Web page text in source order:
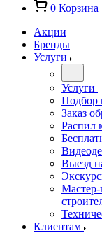
0 Корзина
Акции
Бренды
Услуги
Услуги
Подбор
Заказ
Распил
Выезд
Мастер-
Клиентам